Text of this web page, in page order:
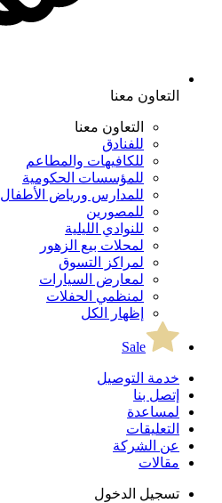
التعاون معنا
التعاون معنا
للفنادق
للكافيهات والمطاعم
للمؤسسات الحكومية
للمدارس ورياض الأطفال
للمصورين
للنوادي الليلية
لمحلات بيع الزهور
لمراكز التسوق
لمعارض السيارات
لمنظمي الحفلات
إظهار الكل
Sale
خدمة التوصيل
إتصل بنا
لمساعدة
التعليقات
عن الشركة
مقالات
تسجيل الدخول